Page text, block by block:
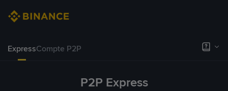
ExpressCompte P2P
P2P Express